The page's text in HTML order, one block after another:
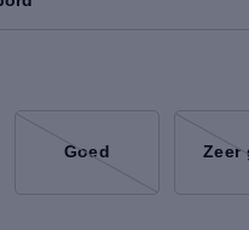
Goed Zeer